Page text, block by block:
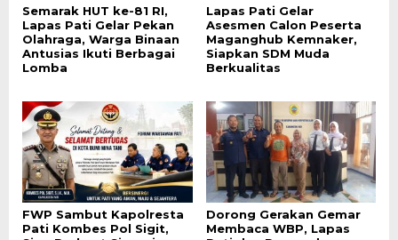
Semarak HUT ke-81 RI,
Lapas Pati Gelar Pekan
Olahraga, Warga Binaan
Antusias Ikuti Berbagai
Lomba
Lapas Pati Gelar
Asesmen Calon Peserta
Maganghub Kemnaker,
Siapkan SDM Muda
Berkualitas
FWP Sambut Kapolresta
Pati Kombes Pol Sigit,
Dorong Gerakan Gemar
Membaca WBP, Lapas